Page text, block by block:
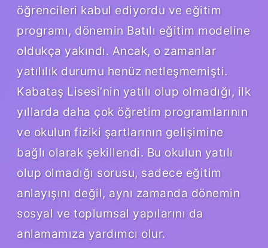
öğrencileri kabul ediyordu ve eğitim
programı, dönemin Batılı eğitim modeline
oldukça yakındı. Ancak, o zamanlar
yatılılık durumu henüz netleşmemişti.
Kabataş Lisesi’nin yatılı olup olmadığı, ilk
yıllarda daha çok öğretim programlarının
ve okulun fiziki şartlarının gelişimine
bağlı olarak şekillendi. Bu okulun yatılı
olup olmadığı sorusu, sadece eğitim
anlayışını değil, aynı zamanda dönemin
sosyal ve toplumsal yapılarını da
anlamamıza yardımcı olur.